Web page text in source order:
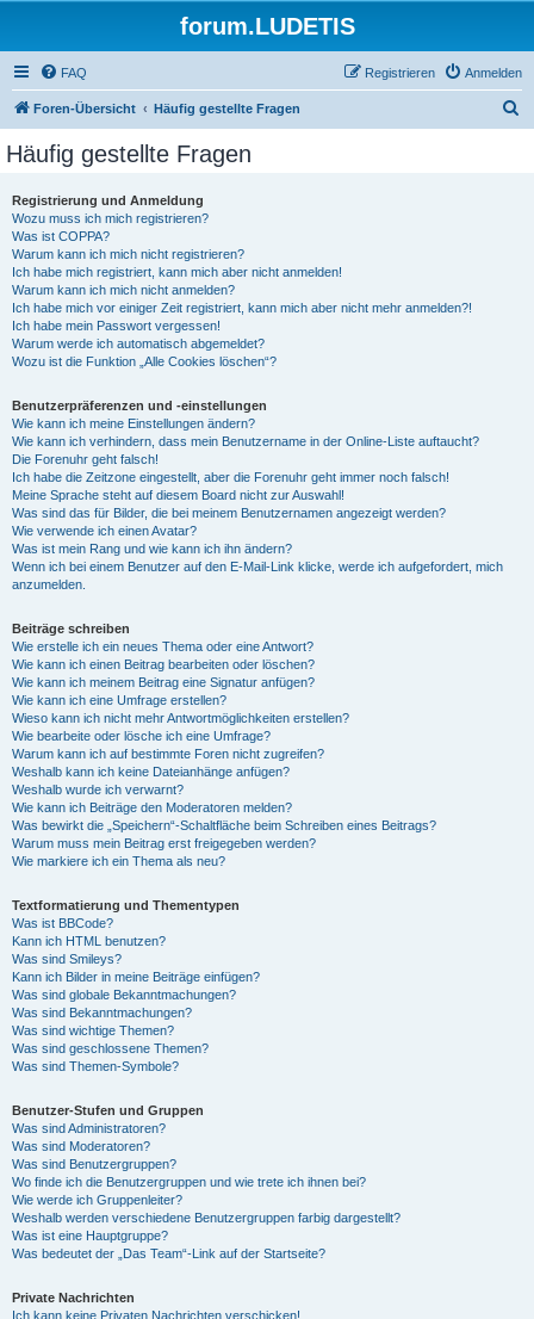
forum.LUDETIS
FAQ Anmelden
Registrieren
Foren-Übersicht Häufig gestellte Fragen
Häufig gestellte Fragen
Registrierung und Anmeldung
Wozu muss ich mich registrieren?
Was ist COPPA?
Warum kann ich mich nicht registrieren?
Ich habe mich registriert, kann mich aber nicht anmelden!
Warum kann ich mich nicht anmelden?
Ich habe mich vor einiger Zeit registriert, kann mich aber nicht mehr anmelden?!
Ich habe mein Passwort vergessen!
Warum werde ich automatisch abgemeldet?
Wozu ist die Funktion „Alle Cookies löschen“?
Benutzerpräferenzen und -einstellungen
Wie kann ich meine Einstellungen ändern?
Wie kann ich verhindern, dass mein Benutzername in der Online-Liste auftaucht?
Die Forenuhr geht falsch!
Ich habe die Zeitzone eingestellt, aber die Forenuhr geht immer noch falsch!
Meine Sprache steht auf diesem Board nicht zur Auswahl!
Was sind das für Bilder, die bei meinem Benutzernamen angezeigt werden?
Wie verwende ich einen Avatar?
Was ist mein Rang und wie kann ich ihn ändern?
Wenn ich bei einem Benutzer auf den E-Mail-Link klicke, werde ich aufgefordert, mich
anzumelden.
Beiträge schreiben
Wie erstelle ich ein neues Thema oder eine Antwort?
Wie kann ich einen Beitrag bearbeiten oder löschen?
Wie kann ich meinem Beitrag eine Signatur anfügen?
Wie kann ich eine Umfrage erstellen?
Wieso kann ich nicht mehr Antwortmöglichkeiten erstellen?
Wie bearbeite oder lösche ich eine Umfrage?
Warum kann ich auf bestimmte Foren nicht zugreifen?
Weshalb kann ich keine Dateianhänge anfügen?
Weshalb wurde ich verwarnt?
Wie kann ich Beiträge den Moderatoren melden?
Was bewirkt die „Speichern“-Schaltfläche beim Schreiben eines Beitrags?
Warum muss mein Beitrag erst freigegeben werden?
Wie markiere ich ein Thema als neu?
Textformatierung und Thementypen
Was ist BBCode?
Kann ich HTML benutzen?
Was sind Smileys?
Kann ich Bilder in meine Beiträge einfügen?
Was sind globale Bekanntmachungen?
Was sind Bekanntmachungen?
Was sind wichtige Themen?
Was sind geschlossene Themen?
Was sind Themen-Symbole?
Benutzer-Stufen und Gruppen
Was sind Administratoren?
Was sind Moderatoren?
Was sind Benutzergruppen?
Wo finde ich die Benutzergruppen und wie trete ich ihnen bei?
Wie werde ich Gruppenleiter?
Weshalb werden verschiedene Benutzergruppen farbig dargestellt?
Was ist eine Hauptgruppe?
Was bedeutet der „Das Team“-Link auf der Startseite?
Private Nachrichten
Ich kann keine Privaten Nachrichten verschicken!